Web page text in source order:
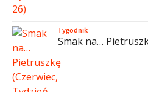
Tygodnik
Smak na…